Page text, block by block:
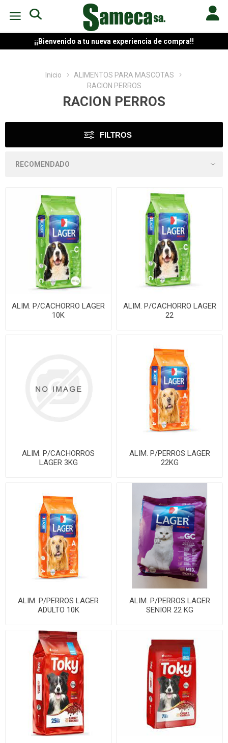
¡¡Bienvenido a tu nueva experiencia de compra!!
Inicio
ALIMENTOS PARA MASCOTAS
RACION PERROS
RACION PERROS
FILTROS
ALIM. P/CACHORRO LAGER
10K
ALIM. P/CACHORRO LAGER
22
ALIM. P/CACHORROS
LAGER 3KG
ALIM. P/PERROS LAGER
22KG
ALIM. P/PERROS LAGER
ADULTO 10K
ALIM. P/PERROS LAGER
SENIOR 22 KG